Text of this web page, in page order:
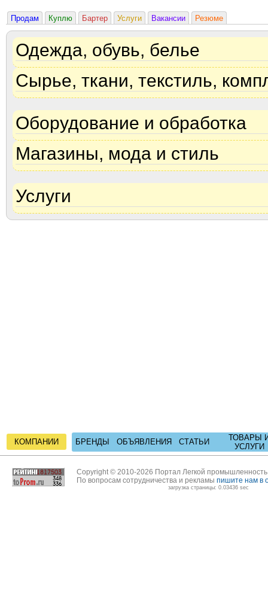
Продам Куплю Бартер Услуги Вакансии Резюме
Одежда, обувь, белье
Сырье, ткани, текстиль,
Оборудование и обработка
Магазины, мода и стиль
Услуги
КОМПАНИИ БРЕНДЫ ОБЪЯВЛЕНИЯ СТАТЬИ
ТОВАРЫ
УСЛУГИ
Copyright © 2010-2026 Портал Легкой
По вопросам сотрудничества и рекламы пишите нам в
загрузка страницы: 0.03436 sec